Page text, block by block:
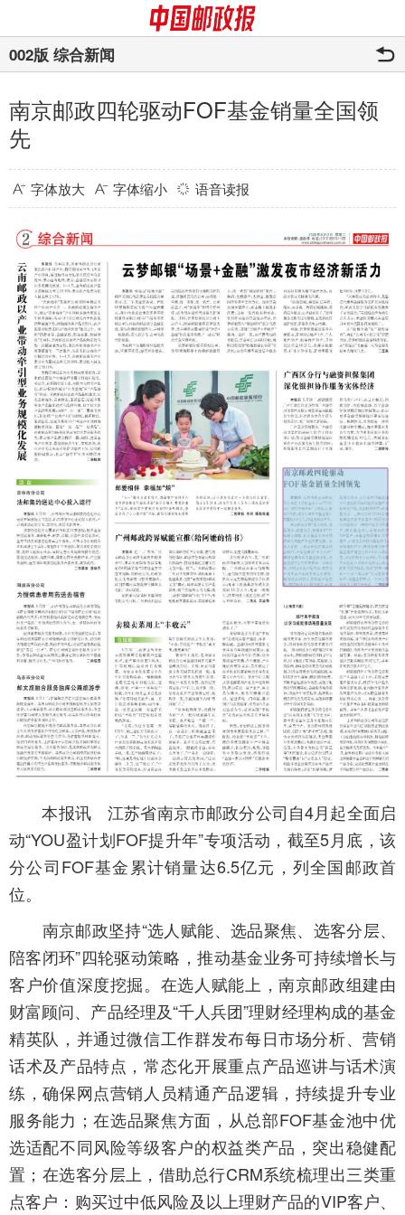
002版 综合新闻
南京邮政四轮驱动FOF基金销量全国领
先
字体放大 字体缩小 语音读报
本报讯 江苏省南京市邮政分公司自4月起全面启
动“YOU盈计划FOF提升年”专项活动，截至5月底，该
分公司FOF基金累计销量达6.5亿元，列全国邮政首
位。
南京邮政坚持“选人赋能、选品聚焦、选客分层、
陪客闭环”四轮驱动策略，推动基金业务可持续增长与
客户价值深度挖掘。在选人赋能上，南京邮政组建由
财富顾问、产品经理及“千人兵团”理财经理构成的基金
精英队，并通过微信工作群发布每日市场分析、营销
话术及产品特点，常态化开展重点产品巡讲与话术演
练，确保网点营销人员精通产品逻辑，持续提升专业
服务能力；在选品聚焦方面，从总部FOF基金池中优
选适配不同风险等级客户的权益类产品，突出稳健配
置；在选客分层上，借助总行CRM系统梳理出三类重
点客户：购买过中低风险及以上理财产品的VIP客户、